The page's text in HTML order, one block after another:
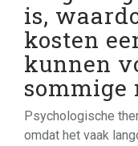
is,
kosten
kunnen
sommige
Psychologische
omdat het vaak